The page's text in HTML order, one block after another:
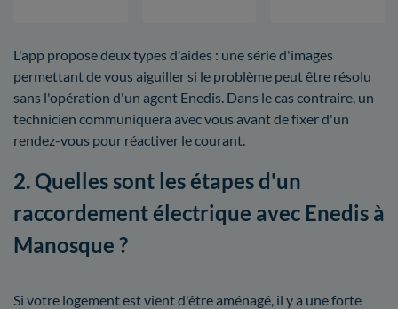
L'app propose deux types d'aides : une série d'images
permettant de vous aiguiller si le problème peut être résolu
sans l'opération d'un agent Enedis. Dans le cas contraire, un
technicien communiquera avec vous avant de fixer d'un
rendez-vous pour réactiver le courant.
2. Quelles sont les étapes d'un
raccordement électrique avec Enedis à
Manosque ?
Si votre logement est vient d'être aménagé, il y a une forte